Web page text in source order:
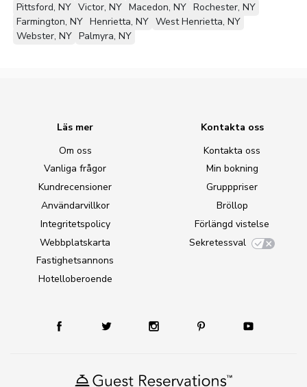
Pittsford, NY Victor, NY Macedon, NY Rochester, NY
Farmington, NY Henrietta, NY West Henrietta, NY
Webster, NY Palmyra, NY
Läs mer
Om oss
Vanliga frågor
Kundrecensioner
Användarvillkor
Integritetspolicy
Webbplatskarta
Fastighetsannons
Hotelloberoende
Kontakta oss
Kontakta oss
Min bokning
Grupppriser
Bröllop
Förlängd vistelse
Sekretessval